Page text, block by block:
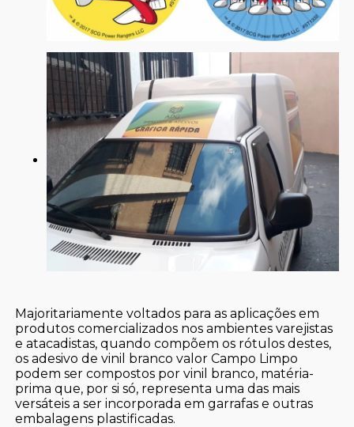
Majoritariamente voltados para as aplicações em
produtos comercializados nos ambientes varejistas
e atacadistas, quando compõem os rótulos destes,
os adesivo de vinil branco valor Campo Limpo
podem ser compostos por vinil branco, matéria-
prima que, por si só, representa uma das mais
versáteis a ser incorporada em garrafas e outras
embalagens plastificadas.